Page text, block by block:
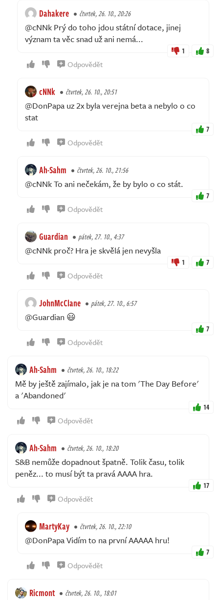
Dahakere čtvrtek, 26. 10., 20:26
@cNNk Prý do toho jdou státní dotace, jinej
význam ta věc snad už ani nemá...
1 8
Odpovědět
cNNk čtvrtek, 26. 10., 20:51
@DonPapa uz 2x byla verejna beta a nebylo o co
stat
7
Odpovědět
Ah-Sahm čtvrtek, 26. 10., 21:56
@cNNk To ani nečekám, že by bylo o co stát.
7
Odpovědět
Guardian pátek, 27. 10., 4:37
@cNNk proč? Hra je skvělá jen nevyšla
1 7
Odpovědět
JohnMcClane pátek, 27. 10., 6:57
@Guardian 😃
7
Odpovědět
Ah-Sahm čtvrtek, 26. 10., 18:22
Mě by ještě zajímalo, jak je na tom 'The Day Before'
a 'Abandoned'
14
Odpovědět
Ah-Sahm čtvrtek, 26. 10., 18:20
S&B nemůže dopadnout špatně. Tolik času, tolik
peněz... to musí být ta pravá AAAA hra.
17
Odpovědět
MartyKay čtvrtek, 26. 10., 22:10
@DonPapa Vidím to na první AAAAA hru!
7
Odpovědět
Ricmont čtvrtek, 26. 10., 18:01